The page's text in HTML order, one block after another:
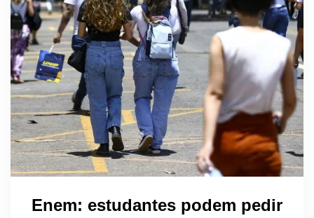
Enem: estudantes podem pedir